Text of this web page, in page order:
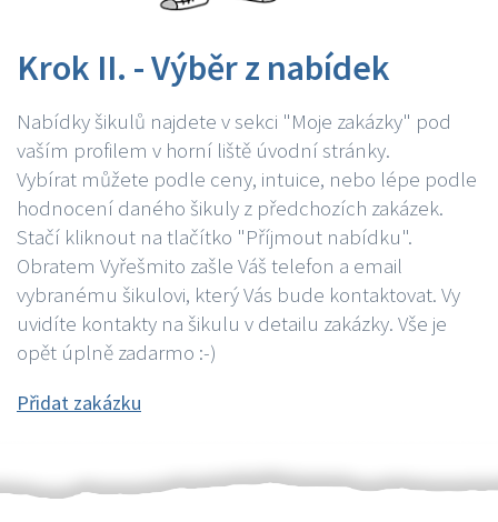
Krok II. - Výběr z nabídek
Nabídky šikulů najdete v sekci "Moje zakázky" pod
vaším profilem v horní liště úvodní stránky.
Vybírat můžete podle ceny, intuice, nebo lépe podle
hodnocení daného šikuly z předchozích zakázek.
Stačí kliknout na tlačítko "Příjmout nabídku".
Obratem Vyřešmito zašle Váš telefon a email
vybranému šikulovi, který Vás bude kontaktovat. Vy
uvidíte kontakty na šikulu v detailu zakázky. Vše je
opět úplně zadarmo :-)
Přidat zakázku